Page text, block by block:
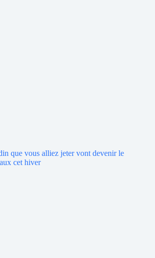
que vous alliez jeter vont devenir le
cet hiver